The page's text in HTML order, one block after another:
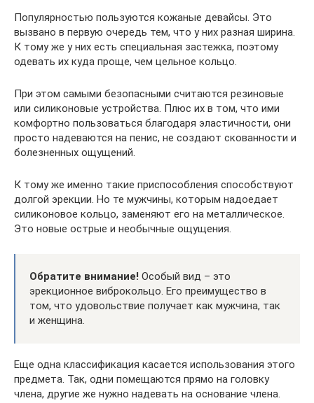
Популярностью пользуются кожаные девайсы. Это
вызвано в первую очередь тем, что у них разная ширина.
К тому же у них есть специальная застежка, поэтому
одевать их куда проще, чем цельное кольцо.
При этом самыми безопасными считаются резиновые
или силиконовые устройства. Плюс их в том, что ими
комфортно пользоваться благодаря эластичности, они
просто надеваются на пенис, не создают скованности и
болезненных ощущений.
К тому же именно такие приспособления способствуют
долгой эрекции. Но те мужчины, которым надоедает
силиконовое кольцо, заменяют его на металлическое.
Это новые острые и необычные ощущения.
Обратите внимание! Особый вид – это
эрекционное виброкольцо. Его преимущество в
том, что удовольствие получает как мужчина, так
и женщина.
Еще одна классификация касается использования этого
предмета. Так, одни помещаются прямо на головку
члена, другие же нужно надевать на основание члена.